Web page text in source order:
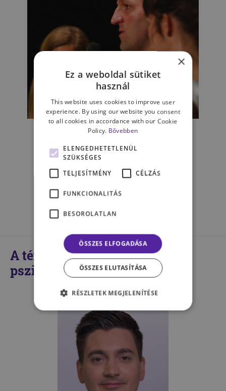
SPORTPSZICHOLÓGIA
„Egyeseknek még mindig ciki
bevallani, hogy
pszichológushoz jár" –
tudósításunk a Pszinapszis
sportpszichológiai
kerekasztal-beszélgetéséről
KOVÁCS-KACSUR KRISTÓF
A témában kompetens
pszichológusaink
×
Ez a weboldal sütiket
használ
This website uses cookies to improve user
experience. By using our website you consent
to all cookies in accordance with our Cookie
Policy. Bővebben
ELENGEDHETETLENÜL
SZÜKSÉGES
TELJESÍTMÉNY
CÉLZÁS
FUNKCIONALITÁS
BESOROLATLAN
ÖSSZES ELFOGADÁSA
ÖSSZES ELUTASÍTÁSA
RÉSZLETEK MEGJELENÍTÉSE